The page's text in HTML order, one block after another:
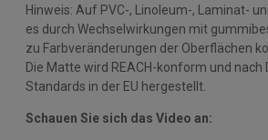
Hinweis: Auf PVC-, Linoleum-, Laminat-
es durch Wechselwirkungen mit
zu Farbveränderungen der Oberflächen
Die Matte wird REACH-konform und nach
Standards in der EU hergestellt.
Schauen Sie sich das Video an: